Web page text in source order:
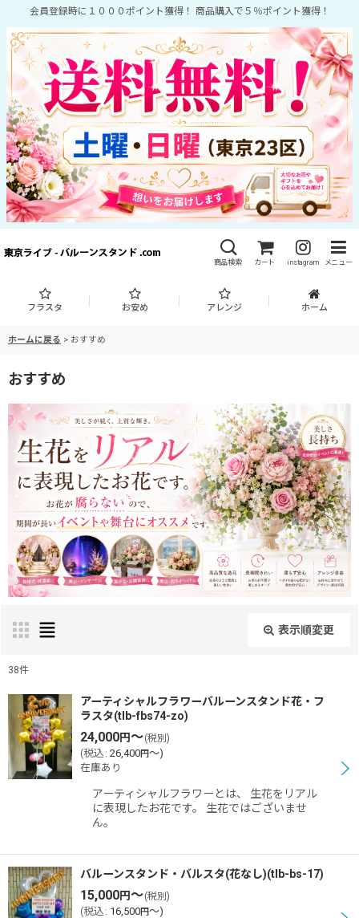
会員登録時に１０００ポイント獲得！ 商品購入で５％ポイント獲得！
商品検索 カート instagram メニュー
フラスタ お安め アレンジ ホーム
ホームに戻る > おすすめ
おすすめ
表示順変更
表示数:
並び順:
絞り込む
38件
アーティシャルフラワーバルーンスタンド花・フ
ラスタ(tlb-fbs74-zo)
24,000円～(税別)
(税込 : 26,400円～)
在庫あり
アーティシャルフラワーとは、 生花をリアル
に表現したお花です。 生花ではございませ
ん。
バルーンスタンド・バルスタ(花なし)(tlb-bs-17)
15,000円～(税別)
(税込 : 16,500円～)